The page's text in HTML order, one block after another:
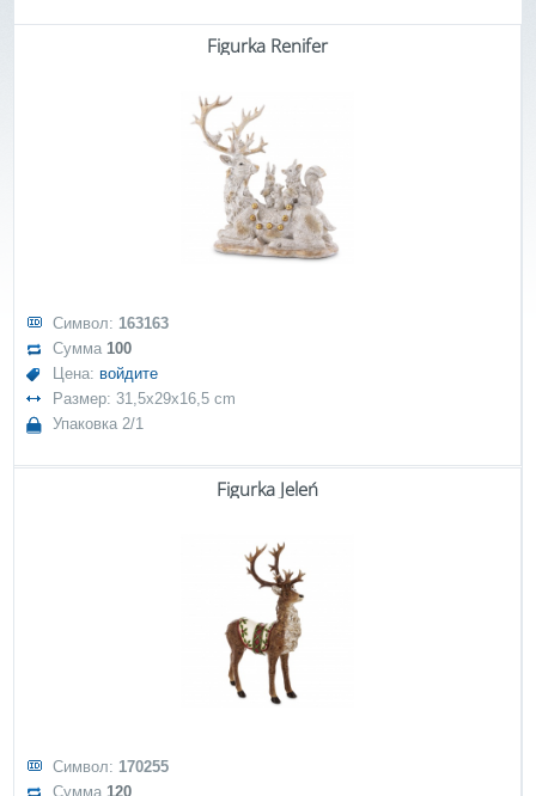
Figurka Renifer
Символ: 163163
Сумма100
Цена: войдите
Размер: 31,5x29x16,5 cm
Упаковка 2/1
Figurka Jeleń
Символ: 170255
Сумма120